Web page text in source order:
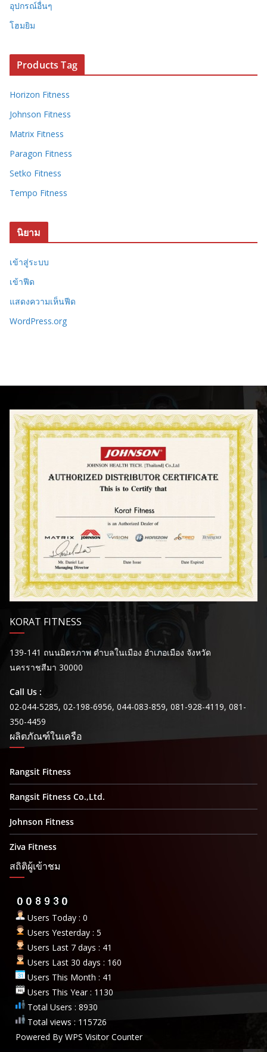
อุปกรณ์อื่นๆ
โฮมยิม
Products Tag
Horizon Fitness
Johnson Fitness
Matrix Fitness
Paragon Fitness
Setko Fitness
Tempo Fitness
นิยาม
เข้าสู่ระบบ
เข้าฟีด
แสดงความเห็นฟีด
WordPress.org
KORAT FITNESS
139-141 ถนนมิตรภาพ ตำบลในเมือง อำเภอเมือง จังหวัด
นครราชสีมา 30000
Call Us :
02-044-5285, 02-198-6956, 044-083-859, 081-928-4119, 081-
350-4459
ผลิตภัณฑ์ในเครือ
Rangsit Fitness
Rangsit Fitness Co.,Ltd.
Johnson Fitness
Ziva Fitness
สถิติผู้เข้าชม
Users Today : 0
Users Yesterday : 5
Users Last 7 days : 41
Users Last 30 days : 160
Users This Month : 41
Users This Year : 1130
Total Users : 8930
Total views : 115726
Powered By WPS Visitor Counter